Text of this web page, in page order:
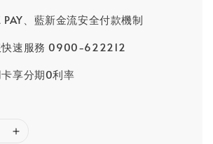
PAY、藍新金流安全付款機制
快速服務 0900-622212
享分期0利率